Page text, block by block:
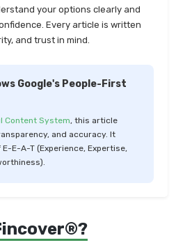
Company
Plan
Global Plan
your options clearly and
Every article is written
and trust in mind.
Google's People-First
Content System, this article
and accuracy. It
E-A-T (Experience, Expertise,